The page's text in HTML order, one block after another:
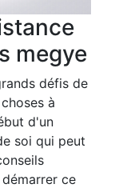
megye
défis de
à
d'un
soi qui peut
ce